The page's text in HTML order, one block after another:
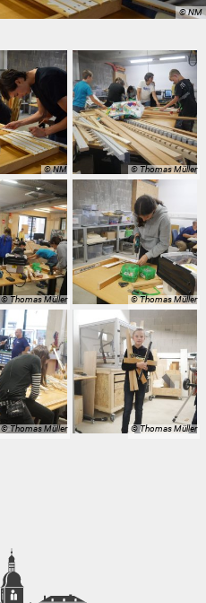
© NM
© NM © Thomas Müller
© Thomas Müller © Thomas Müller
© Thomas Müller © Thomas Müller